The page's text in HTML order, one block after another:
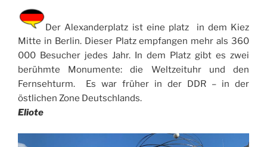
Der Alexanderplatz ist eine platz in dem Kiez
Mitte in Berlin. Dieser Platz empfangen mehr als 360
000 Besucher jedes Jahr. In dem Platz gibt es zwei
berühmte Monumente: die Weltzeituhr und den
Fernsehturm. Es war früher in der DDR – in der
östlichen Zone Deutschlands.
Eliote